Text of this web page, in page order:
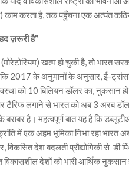
काम करता है, तक पहुँचना एक अत्यंत कठिन
ज़रूरी है’’
खत्म हो चुकी है, तो भारत
2017 के अनुमानों के अनुसार, ई-
को 10 बिलियन डॉलर का, नुकसान हो
टैरिफ लगाने से भारत को अब 3 अरब
है। महत्वपूर्ण बात यह है कि
में एक अहम भूमिका निभा रहा भारत
देश बदलती प्रौद्योगिकी से डी
देशों को भारी आर्थिक